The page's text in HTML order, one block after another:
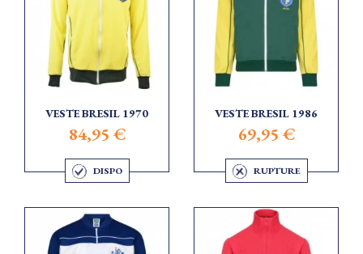
VESTE BRESIL 1970
84,95 €
DISPO
VESTE BRESIL 1986
69,95 €
RUPTURE